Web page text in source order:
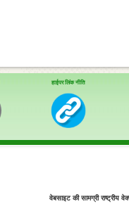
हाईपर लिंक नीति
वेबसाइट की सामग्री राष्ट्रीय